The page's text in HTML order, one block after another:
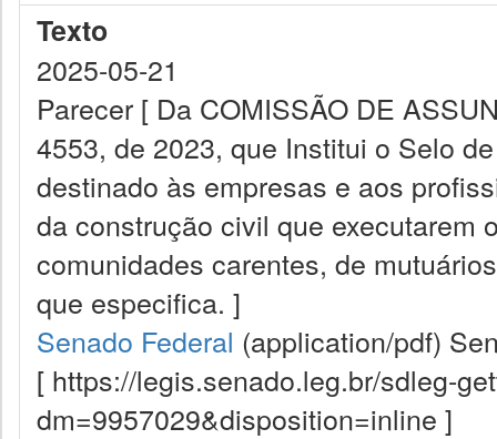
Texto
2025-05-21
Parecer [ Da COMISSÃO DE
4553, de 2023, que Institui o Selo
destinado às empresas e aos
da construção civil que executarem
comunidades carentes, de
que especifica. ]
Senado Federal (application/pdf)
[ https://legis.senado.leg.br/sdleg-
dm=9957029&disposition=inline ]